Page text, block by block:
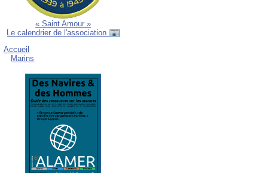
« Saint Amour »
Le calendrier de l'association
Accueil
Marins